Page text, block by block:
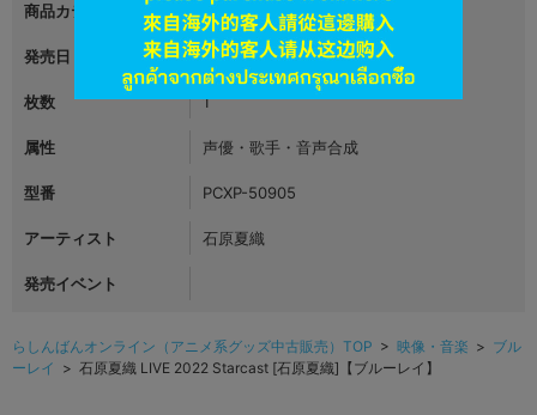
商品カテゴリ 映像・音楽
発売日 2022年10月19日
枚数 1
属性 声優・歌手・音声合成
型番 PCXP-50905
アーティスト 石原夏織
発売イベント
らしんばんオンライン（アニメ系グッズ中古販売）TOP > 映像・音楽 > ブル
ーレイ > 石原夏織 LIVE 2022 Starcast [石原夏織]【ブルーレイ】